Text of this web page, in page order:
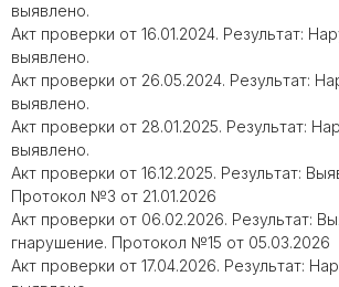
выявлено.
Акт проверки от 16.01.2024. Результат:
выявлено.
Акт проверки от 26.05.2024. Результат:
выявлено.
Акт проверки от 28.01.2025. Результат:
выявлено.
Акт проверки от 16.12.2025. Результат:
Протокол №3 от 21.01.2026
Акт проверки от 06.02.2026. Результат:
гнарушение. Протокол №15 от 05.03.2026
Акт проверки от 17.04.2026. Результат: